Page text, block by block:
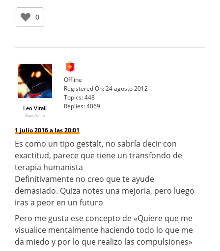
0
Leo Vitali
SuperAdmin
Offline
Registered On:24 agosto 2012
Topics:448
Replies:4069
1 julio 2016 a las 20:01
Es como un tipo gestalt, no sabría decir con
exactitud, parece que tiene un transfondo de
terapia humanista
Definitivamente no creo que te ayude
demasiado. Quiza notes una mejoria, pero luego
iras a peor en un futuro
Pero me gusta ese concepto de «Quiere que me
visualice mentalmente haciendo todo lo que me
da miedo y por lo que realizo las compulsiones»